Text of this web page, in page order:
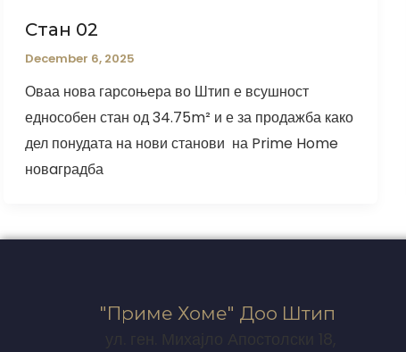
Стан 02
December 6, 2025
Оваа нова гарсоњера во Штип е всушност
еднособен стан од 34.75m² и е за продажба како
дел понудата на нови станови на Prime Home
новaградба
"Приме Хоме" Доо Штип